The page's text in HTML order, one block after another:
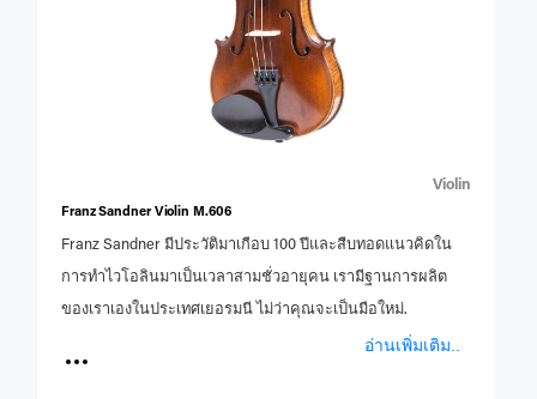
Violin
Franz Sandner Violin M.606
Franz Sandner มีประวัติมาเกือบ 100 ปีและสืบทอดแนวคิดใน
การทำไวโอลินมาเป็นเวลาสามชั่วอายุคน เรามีฐานการผลิต
ของเราเองในประเทศเยอรมนี ไม่ว่าคุณจะเป็นมือใหม่.
อ่านเพิ่มเติม..